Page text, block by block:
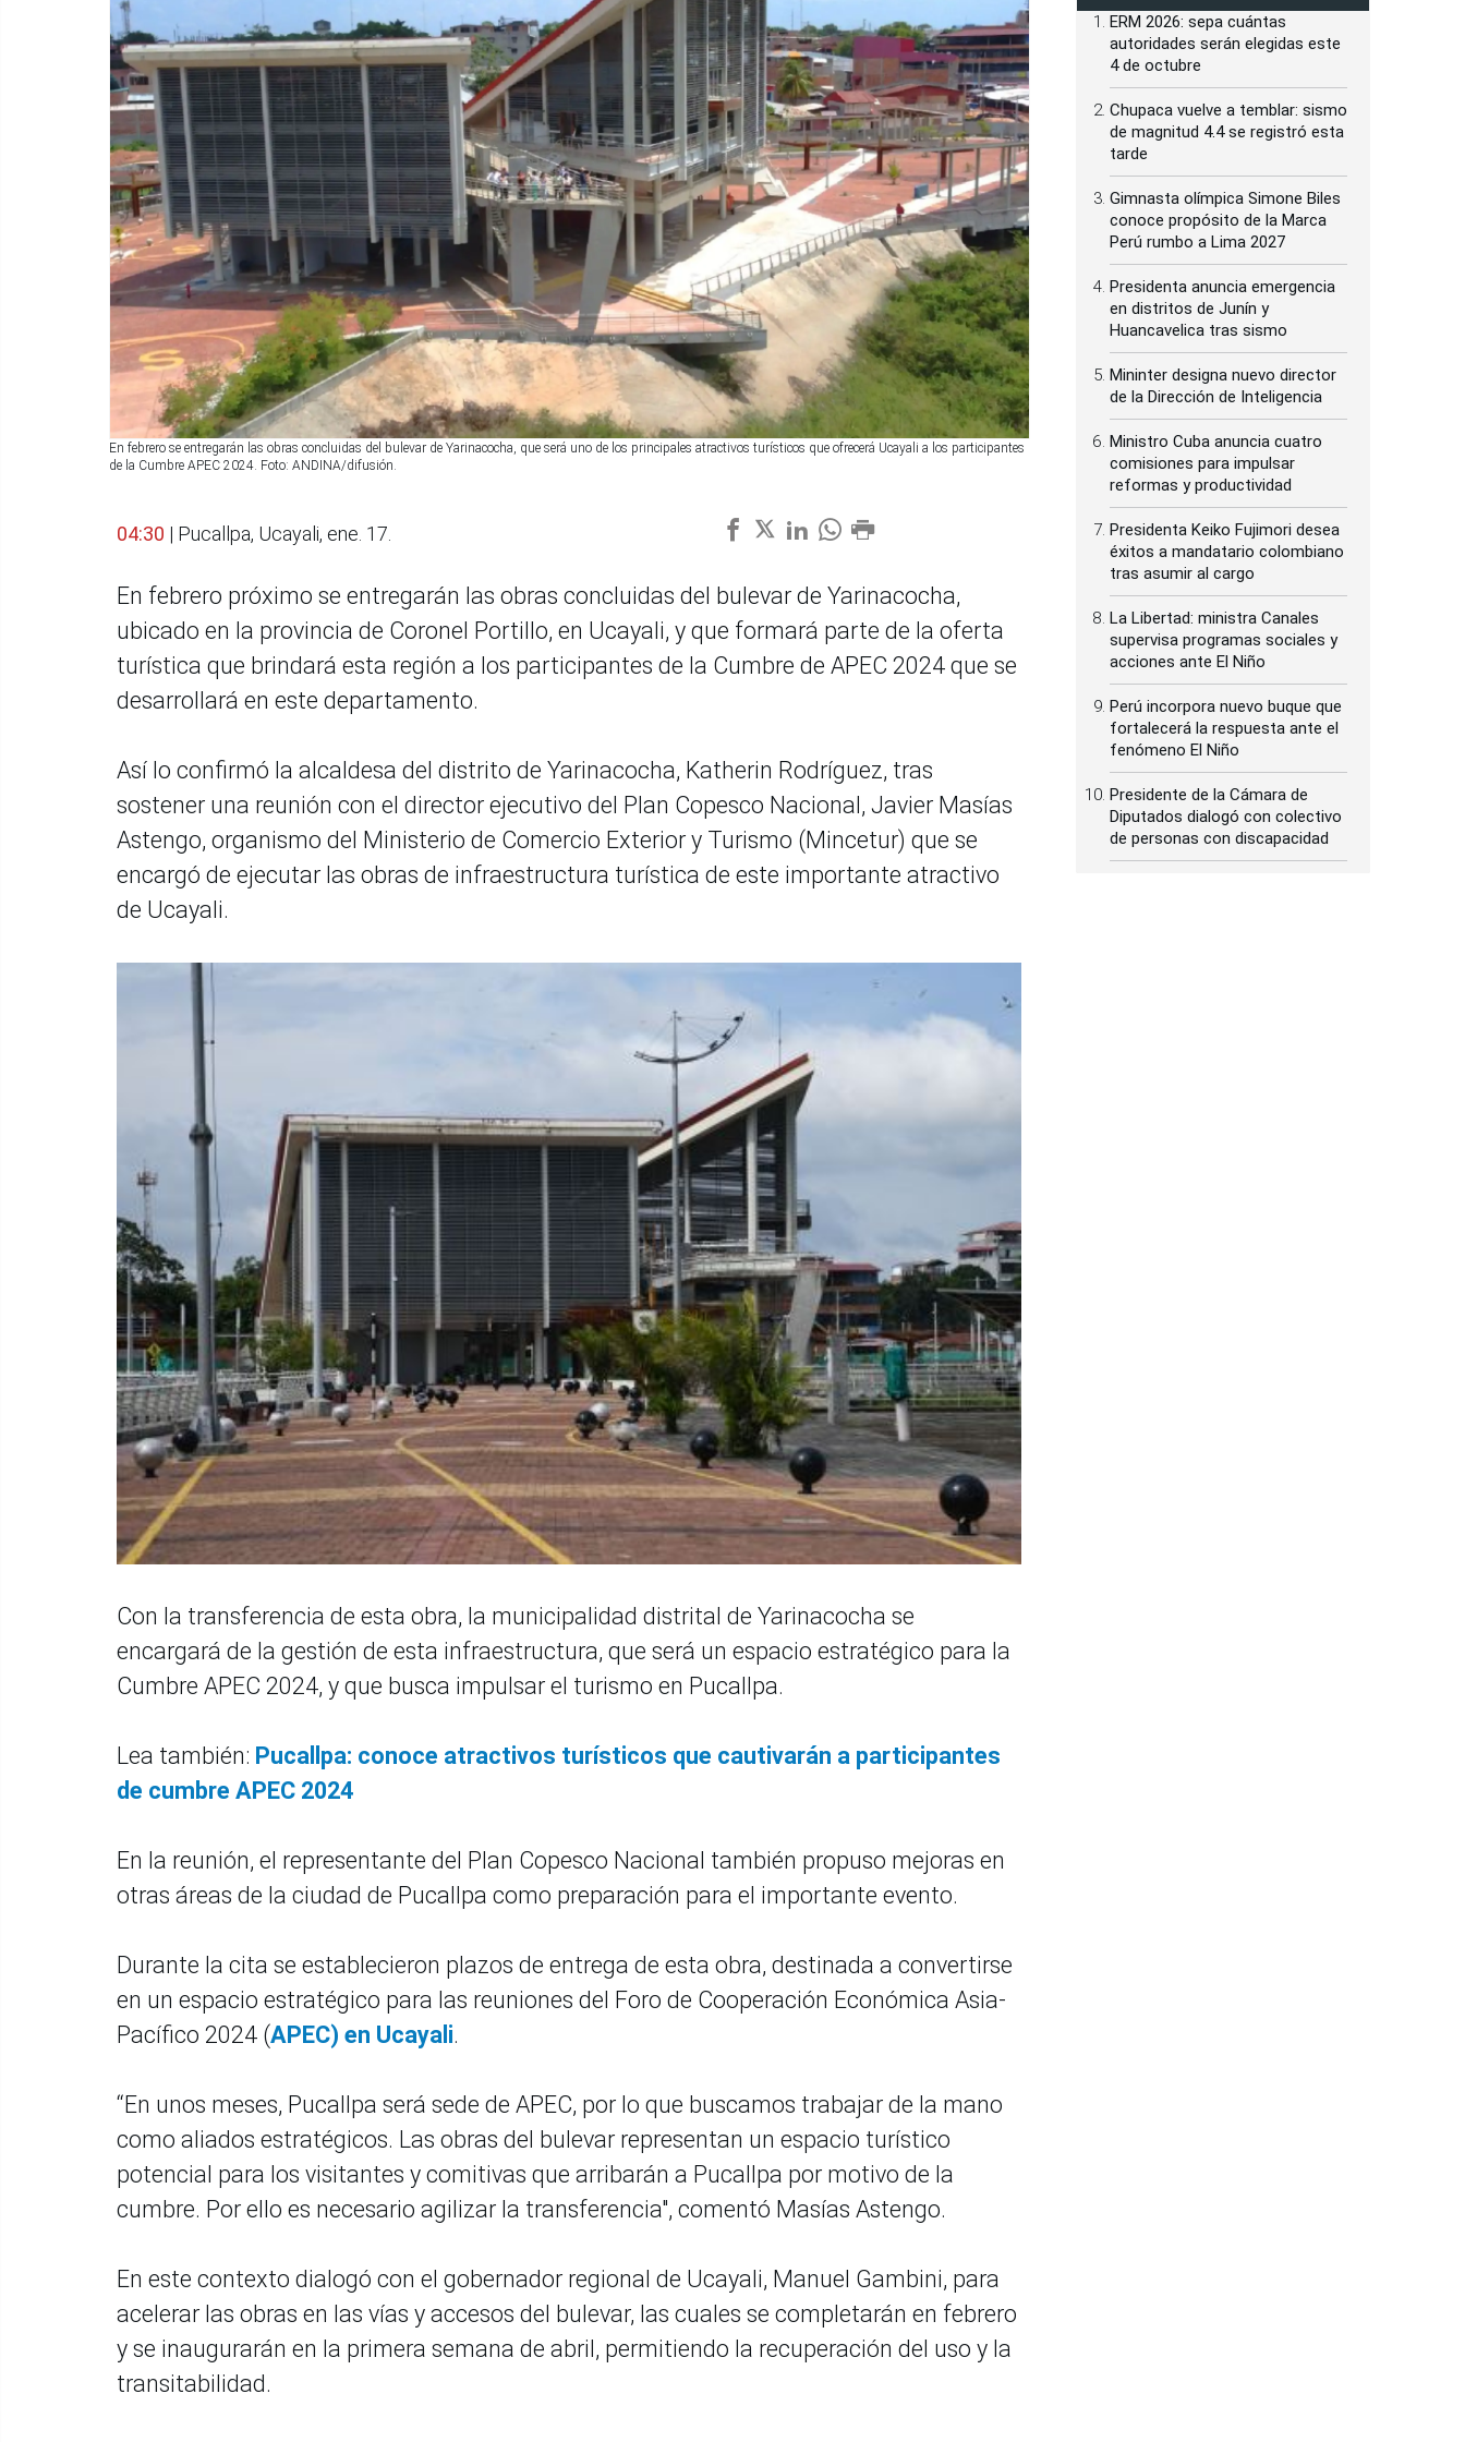
En febrero se entregarán las obras concluidas del bulevar de Yarinacocha, que será uno de los principales atractivos turísticos que ofrecerá Ucayali a los participantes
de la Cumbre APEC 2024. Foto: ANDINA/difusión.
04:30 | Pucallpa, Ucayali, ene. 17.
En febrero próximo se entregarán las obras concluidas del bulevar de Yarinacocha,
ubicado en la provincia de Coronel Portillo, en Ucayali, y que formará parte de la oferta
turística que brindará esta región a los participantes de la Cumbre de APEC 2024 que se
desarrollará en este departamento.
Así lo confirmó la alcaldesa del distrito de Yarinacocha, Katherin Rodríguez, tras
sostener una reunión con el director ejecutivo del Plan Copesco Nacional, Javier Masías
Astengo, organismo del Ministerio de Comercio Exterior y Turismo (Mincetur) que se
encargó de ejecutar las obras de infraestructura turística de este importante atractivo
de Ucayali.
Con la transferencia de esta obra, la municipalidad distrital de Yarinacocha se
encargará de la gestión de esta infraestructura, que será un espacio estratégico para la
Cumbre APEC 2024, y que busca impulsar el turismo en Pucallpa.
Lea también: Pucallpa: conoce atractivos turísticos que cautivarán a participantes
de cumbre APEC 2024
En la reunión, el representante del Plan Copesco Nacional también propuso mejoras en
otras áreas de la ciudad de Pucallpa como preparación para el importante evento.
Durante la cita se establecieron plazos de entrega de esta obra, destinada a convertirse
en un espacio estratégico para las reuniones del Foro de Cooperación Económica Asia-
Pacífico 2024 (APEC) en Ucayali.
“En unos meses, Pucallpa será sede de APEC, por lo que buscamos trabajar de la mano
como aliados estratégicos. Las obras del bulevar representan un espacio turístico
potencial para los visitantes y comitivas que arribarán a Pucallpa por motivo de la
cumbre. Por ello es necesario agilizar la transferencia", comentó Masías Astengo.
En este contexto dialogó con el gobernador regional de Ucayali, Manuel Gambini, para
acelerar las obras en las vías y accesos del bulevar, las cuales se completarán en febrero
y se inaugurarán en la primera semana de abril, permitiendo la recuperación del uso y la
transitabilidad.
ERM 2026: sepa cuántas
autoridades serán elegidas este
4 de octubre
Chupaca vuelve a temblar: sismo
de magnitud 4.4 se registró esta
tarde
Gimnasta olímpica Simone Biles
conoce propósito de la Marca
Perú rumbo a Lima 2027
Presidenta anuncia emergencia
en distritos de Junín y
Huancavelica tras sismo
Mininter designa nuevo director
de la Dirección de Inteligencia
Ministro Cuba anuncia cuatro
comisiones para impulsar
reformas y productividad
Presidenta Keiko Fujimori desea
éxitos a mandatario colombiano
tras asumir al cargo
La Libertad: ministra Canales
supervisa programas sociales y
acciones ante El Niño
Perú incorpora nuevo buque que
fortalecerá la respuesta ante el
fenómeno El Niño
Presidente de la Cámara de
Diputados dialogó con colectivo
de personas con discapacidad